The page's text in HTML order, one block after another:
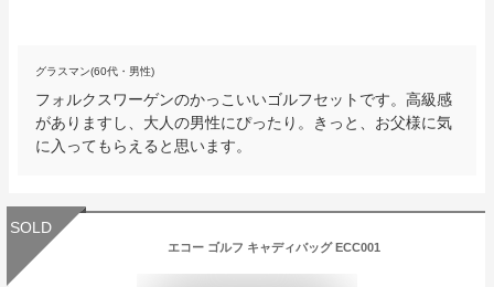
グラスマン(60代・男性)
フォルクスワーゲンのかっこいいゴルフセットです。高級感
がありますし、大人の男性にぴったり。きっと、お父様に気
に入ってもらえると思います。
SOLD
エコー ゴルフ キャディバッグ ECC001